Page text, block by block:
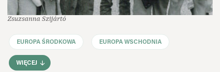
Zsuzsanna Szijártó
EUROPA ŚRODKOWA EUROPA WSCHODNIA
WIĘCEJ